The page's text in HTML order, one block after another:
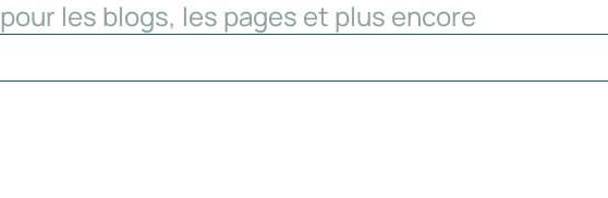
pour les blogs, les pages et plus encore